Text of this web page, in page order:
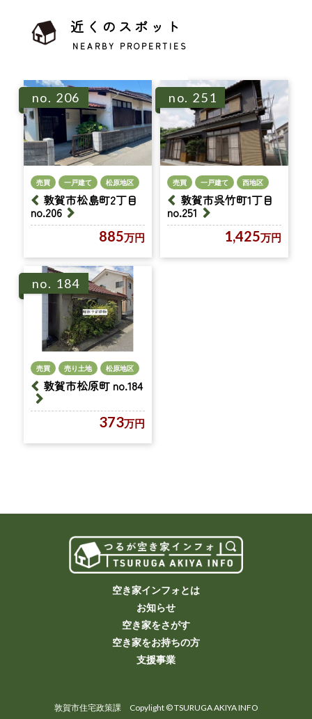
近くのスポット
no. 206
売買 一戸建て 松原地区
敦賀市松島町2丁目
no.206
885万円
no. 251
売買 一戸建て 西地区
敦賀市呉竹町1丁目
no.251
1,425万円
no. 184
売買 売り土地 松原地区
敦賀市松原町 no.184
373万円
空き家インフォとは
お知らせ
空き家をさがす
空き家をお持ちの方
支援事業
敦賀市住宅政策課 Copylight © TSURUGA AKIYA INFO